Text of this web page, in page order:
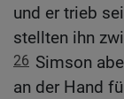
und er trieb
stellten ihn
26 Simson
an der Hand